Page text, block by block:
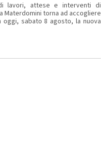
lavori, attese e interventi di
Materdomini torna ad accogliere
oggi, sabato 8 agosto, la nuova